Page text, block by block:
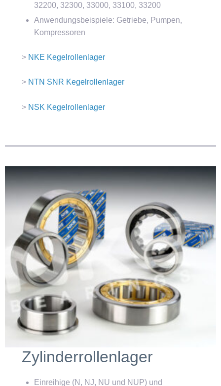
32200, 32300, 33000, 33100, 33200
Anwendungsbeispiele: Getriebe, Pumpen,
Kompressoren
> NKE Kegelrollenlager
> NTN SNR Kegelrollenlager
> NSK Kegelrollenlager
Zylinderrollenlager
Einreihige (N, NJ, NU und NUP) und